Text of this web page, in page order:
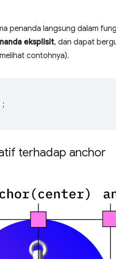
penanda langsung dalam
eksplisit, dan dapat
contohnya).
terhadap anchor